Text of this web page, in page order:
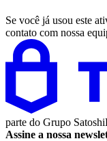
Se você já usou este
contato com nossa
parte do Grupo
Assine a nossa